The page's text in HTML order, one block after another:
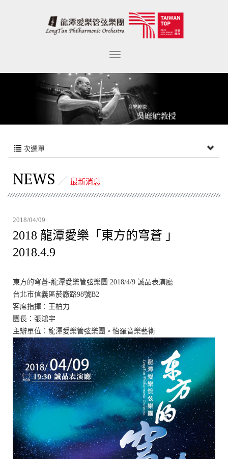
次選單
NEWS 最新消息
2018/04/09
2018 龍潭愛樂「東方的穹蒼 」
2018.4.9
東方的穹蒼-龍潭愛樂管弦樂團 2018/4/9 誠品表演廳
台北市信義區菸廠路98號B2
客席指揮：王柏力
團長：張鴻宇
主辦單位：龍潭愛樂管弦樂團。怡羅音樂藝術